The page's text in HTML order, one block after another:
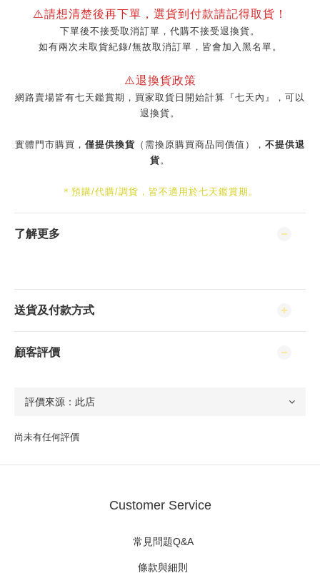
⚠️請想清楚後再下單，選貨到付款請記得取貨！
下單後不接受取消訂單，代購不接受退換貨。
如有兩次未取貨紀錄/無故取消訂單，皆會加入黑名單。
⚠️退換貨政策
網路賣場皆有七天鑑賞期，買家取貨日開始計算『七天內』，可以
退換貨。
實體門市購買， 僅提供換貨 （需換原購買商品同價值）， 不提供退
貨。
＊預購/代購/調貨，皆不適用於七天鑑賞期。
了解更多
送貨及付款方式
顧客評價
尚未有任何評價
Customer Service
常見問題Q&A
條款與細則